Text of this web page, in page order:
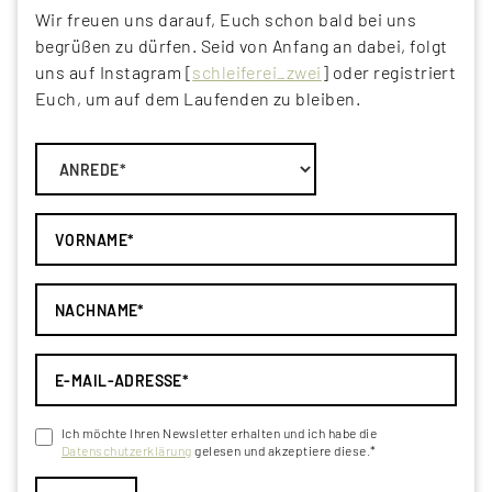
Wir freuen uns darauf, Euch schon bald bei uns
begrüßen zu dürfen. Seid von Anfang an dabei, folgt
uns auf Instagram [schleiferei_zwei ] oder registriert
Euch, um auf dem Laufenden zu bleiben.
Ich möchte Ihren Newsletter erhalten und ich habe die
Datenschutzerklärung gelesen und akzeptiere diese.*